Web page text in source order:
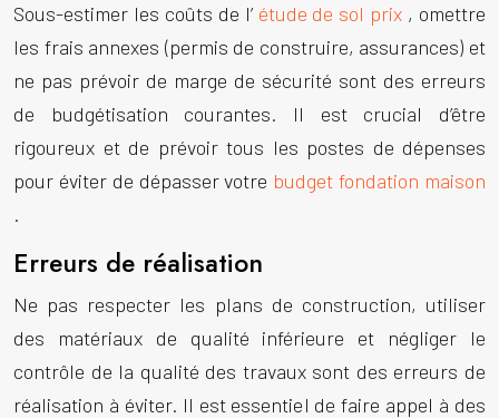
Sous-estimer les coûts de l’ étude de sol prix , omettre
les frais annexes (permis de construire, assurances) et
ne pas prévoir de marge de sécurité sont des erreurs
de budgétisation courantes. Il est crucial d’être
rigoureux et de prévoir tous les postes de dépenses
pour éviter de dépasser votre budget fondation maison
.
Erreurs de réalisation
Ne pas respecter les plans de construction, utiliser
des matériaux de qualité inférieure et négliger le
contrôle de la qualité des travaux sont des erreurs de
réalisation à éviter. Il est essentiel de faire appel à des